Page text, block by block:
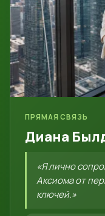
ПРЯМАЯ СВЯЗЬ
Диана
«Я лично
Аксиома от
ключей.»